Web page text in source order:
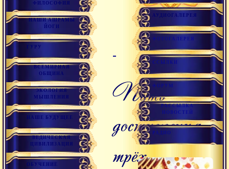
ФИЛОСОФИЯ
НАШИ АШРАМЫ
ЙОГИ
ГУРУ
ВСЕМИРНАЯ
ОБЩИНА
ЭКОЛОГИЯ
МЫШЛЕНИЯ
НАШЕ БУДУЩЕЕ
ВЕДИЧЕСКАЯ
ЦИВИЛИЗАЦИЯ
ОБУЧЕНИЕ
События
Путь
достижения
трёх
АУДИОГАЛЕРЕЯ
ФОТОГАЛЕРЕЯ
ССЫЛКИ
ФОРУМ
РАССЫЛКА
НОВОСТЕЙ
РАДИО